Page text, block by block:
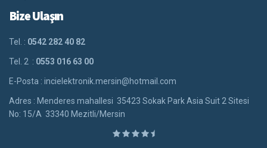
Bize Ulaşın
Tel. : 0542 282 40 82
Tel. 2 : 0553 016 63 00
E-Posta : incielektronik.mersin@hotmail.com
Adres : Menderes mahallesi 35423 Sokak Park Asia Suit 2 Sitesi
No: 15/A 33340 Mezitli/Mersin